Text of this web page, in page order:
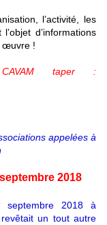
l’activité, les
d’informations
œuvre !
taper :
appelées à
2018
2018 à
un tout autre